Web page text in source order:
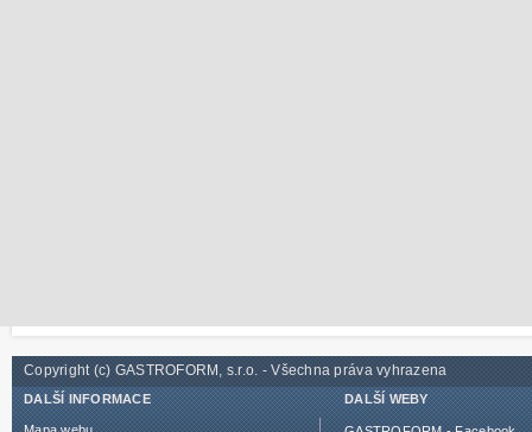
Copyright (c) GASTROFORM, s.r.o. - Všechna práva vyhrazena
DALŠÍ WEBY
DALŠÍ INFORMACE
Mapa webu